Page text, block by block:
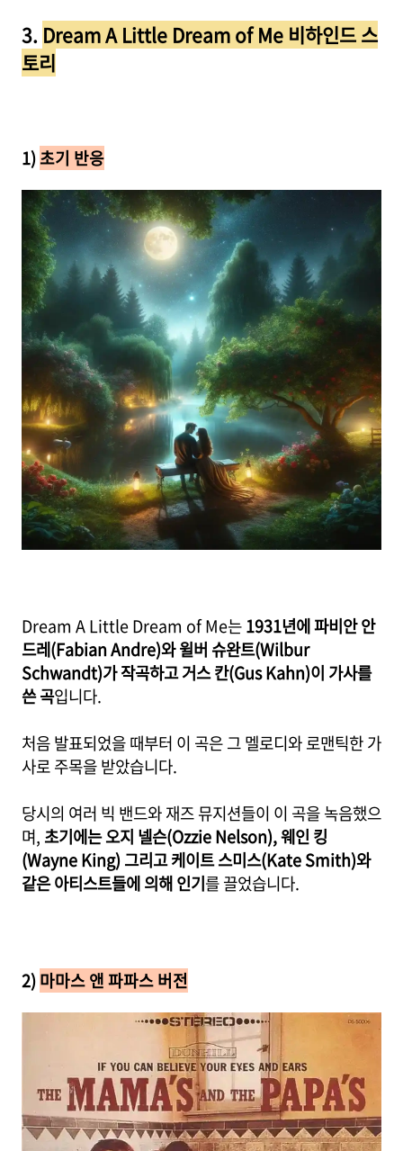
3. Dream A Little Dream of Me 비하인드 스
토리
1)초기 반응
Dream A Little Dream of Me는1931년에 파비안 안
드레(Fabian Andre)와 윌버 슈완트(Wilbur
Schwandt)가 작곡하고 거스 칸(Gus Kahn)이 가사를
쓴 곡입니다.
처음 발표되었을 때부터 이 곡은 그 멜로디와 로맨틱한 가
사로 주목을 받았습니다.
당시의 여러 빅 밴드와 재즈 뮤지션들이 이 곡을 녹음했으
며, 초기에는 오지 넬슨(Ozzie Nelson), 웨인 킹
(Wayne King) 그리고 케이트 스미스(Kate Smith)와
같은 아티스트들에 의해 인기를 끌었습니다.
2)마마스 앤 파파스 버전